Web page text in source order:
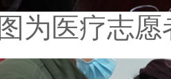
图为医疗志